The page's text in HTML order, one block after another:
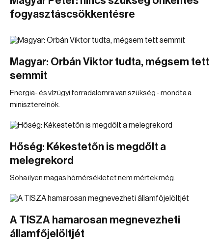
fogyasztáscsökkentésre
Magyar: Orbán Viktor tudta, mégsem tett
semmit
Energia- és vízügyi forradalomra van szükség - mondta a
miniszterelnök.
Hőség: Kékestetőn is megdőlt a
melegrekord
Soha ilyen magas hőmérsékletet nem mértek még.
A TISZA hamarosan megnevezheti
államfőjelöltjét